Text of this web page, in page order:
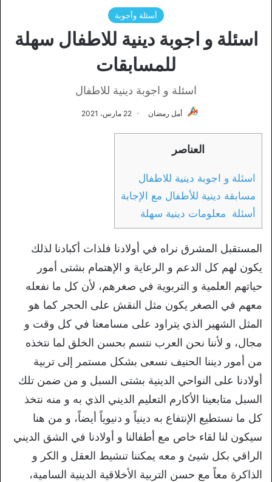
أسئلة وأجوبة
اسئلة و اجوبة دينية للاطفال سهلة
للمسابقات
اسئلة و اجوبة دينية للاطفال
أمل رمضان 22 مارس، 2021
العناصر
اسئلة و اجوبة دينية للاطفال
مسابقة دينية للأطفال مع الإجابة
أسئلة معلومات دينية سهلة
المستقبل المشرق نراه في أولادنا فلذات أكبادنا لذلك
يكون لهم كل الدعم و الرعاية و الإهتمام بشتى أمور
حياتهم العلمية و التربوية في صغرهم، لأن كل ما نفعله
معهم في الصغر يكون مثل النقش على الحجر كما هو
المثل الشهير الذي يتراود على مسامعنا في كل وقت و
مجال، و لأننا نحن العرب نتسم بحسن الخلق لما نتخذه
من أمور ديننا الحنيف نسعى بشكل مستمر إلى تربية
أولادنا على النواحي الدينية بشتى السبل و من ضمن تلك
السبل متابعينا الأكارم التعليم الديني الذي به و منه نتخذ
كل ما نستطيع الإنتفاع به دينياً و دنيوياً أيضاً، و من هنا
سيكون لنا لقاء خاص مع أطفالنا و أولادنا في الشق الديني
الراقي بكل شيئ و معه يمكننا تنشيط العقل و الكر و
الذاكرة معاً مع حسن التربية الأخلاقية الدينية السامية،